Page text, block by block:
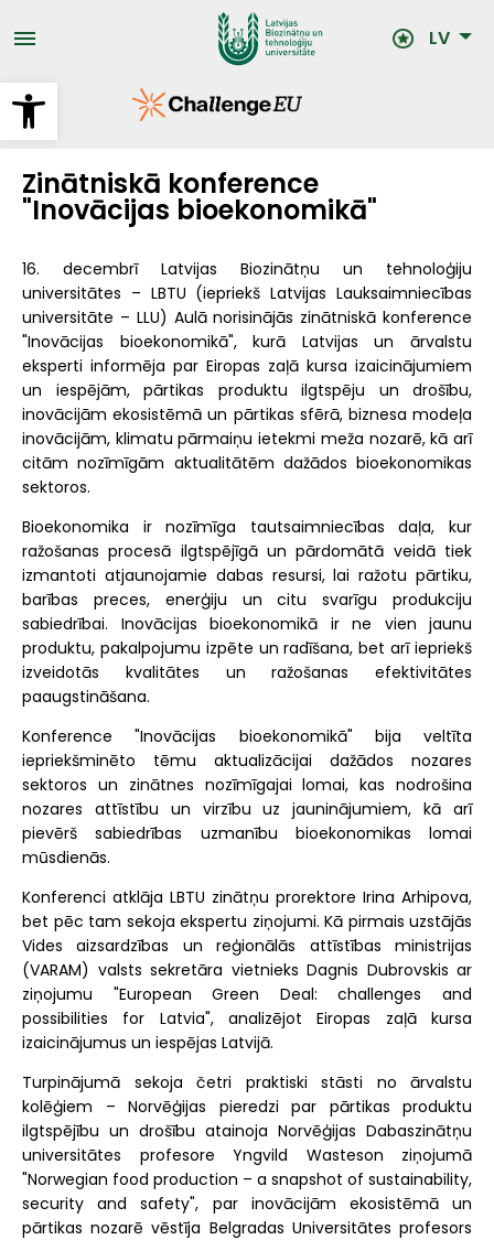
Open toolbar
uz
galveno LV
Zinātniskā konference
"Inovācijas bioekonomikā"
16. decembrī Latvijas Biozinātņu un tehnoloģiju
universitātes – LBTU (iepriekš Latvijas Lauksaimniecības
universitāte – LLU) Aulā norisinājās zinātniskā konference
"Inovācijas bioekonomikā", kurā Latvijas un ārvalstu
eksperti informēja par Eiropas zaļā kursa izaicinājumiem
un iespējām, pārtikas produktu ilgtspēju un drošību,
inovācijām ekosistēmā un pārtikas sfērā, biznesa modeļa
inovācijām, klimatu pārmaiņu ietekmi meža nozarē, kā arī
citām nozīmīgām aktualitātēm dažādos bioekonomikas
sektoros.
Bioekonomika ir nozīmīga tautsaimniecības daļa, kur
ražošanas procesā ilgtspējīgā un pārdomātā veidā tiek
izmantoti atjaunojamie dabas resursi, lai ražotu pārtiku,
barības preces, enerģiju un citu svarīgu produkciju
sabiedrībai. Inovācijas bioekonomikā ir ne vien jaunu
produktu, pakalpojumu izpēte un radīšana, bet arī iepriekš
izveidotās kvalitātes un ražošanas efektivitātes
paaugstināšana.
Konference "Inovācijas bioekonomikā" bija veltīta
iepriekšminēto tēmu aktualizācijai dažādos nozares
sektoros un zinātnes nozīmīgajai lomai, kas nodrošina
nozares attīstību un virzību uz jauninājumiem, kā arī
pievērš sabiedrības uzmanību bioekonomikas lomai
mūsdienās.
Konferenci atklāja LBTU zinātņu prorektore Irina Arhipova,
bet pēc tam sekoja ekspertu ziņojumi. Kā pirmais uzstājās
Vides aizsardzības un reģionālās attīstības ministrijas
(VARAM) valsts sekretāra vietnieks Dagnis Dubrovskis ar
ziņojumu "European Green Deal: challenges and
possibilities for Latvia", analizējot Eiropas zaļā kursa
izaicinājumus un iespējas Latvijā.
Turpinājumā sekoja četri praktiski stāsti no ārvalstu
kolēģiem – Norvēģijas pieredzi par pārtikas produktu
ilgtspējību un drošību atainoja Norvēģijas Dabaszinātņu
universitātes profesore Yngvild Wasteson ziņojumā
"Norwegian food production – a snapshot of sustainability,
security and safety", par inovācijām ekosistēmā un
pārtikas nozarē vēstīja Belgradas Universitātes profesors